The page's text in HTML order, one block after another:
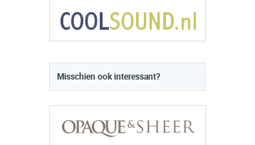
Misschien ook interessant?